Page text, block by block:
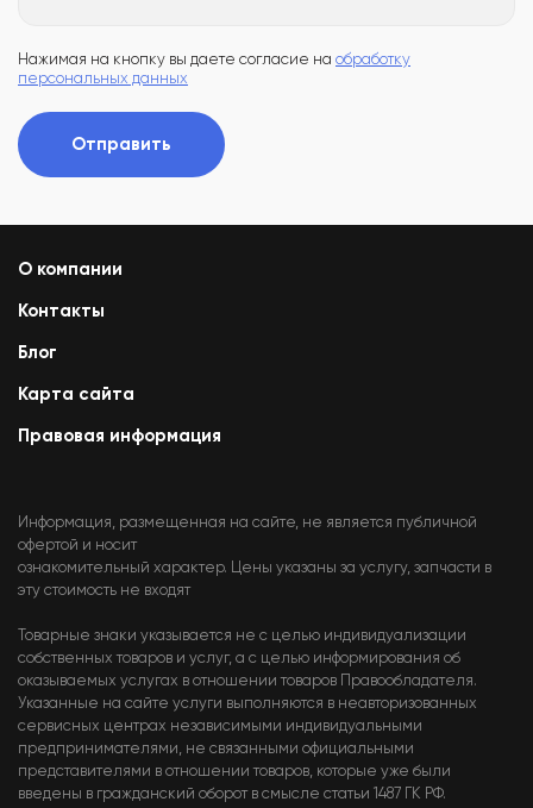
Нажимая на кнопку вы даете согласие на обработку
персональных данных
Отправить
О компании
Контакты
Блог
Карта сайта
Правовая информация
Информация, размещенная на сайте, не является публичной
офертой и носит
ознакомительный характер. Цены указаны за услугу, запчасти в
эту стоимость не входят
Товарные знаки указывается не с целью индивидуализации
собственных товаров и услуг, а с целью информирования об
оказываемых услугах в отношении товаров Правообладателя.
Указанные на сайте услуги выполняются в неавторизованных
сервисных центрах независимыми индивидуальными
предпринимателями, не связанными официальными
представителями в отношении товаров, которые уже были
введены в гражданский оборот в смысле статьи 1487 ГК РФ.